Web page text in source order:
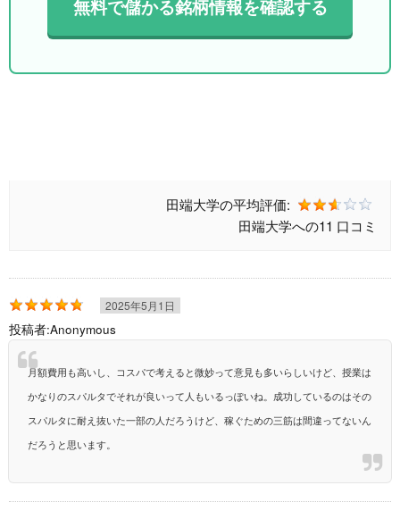
無料で儲かる銘柄情報を確認する
田端大学の平均評価:
田端大学への11 口コミ
2025年5月1日
投稿者:Anonymous
月額費用も高いし、コスパで考えると微妙って意見も多いらしいけど、授業は
かなりのスパルタでそれが良いって人もいるっぽいね。成功しているのはその
スパルタに耐え抜いた一部の人だろうけど、稼ぐための三筋は間違ってないん
だろうと思います。